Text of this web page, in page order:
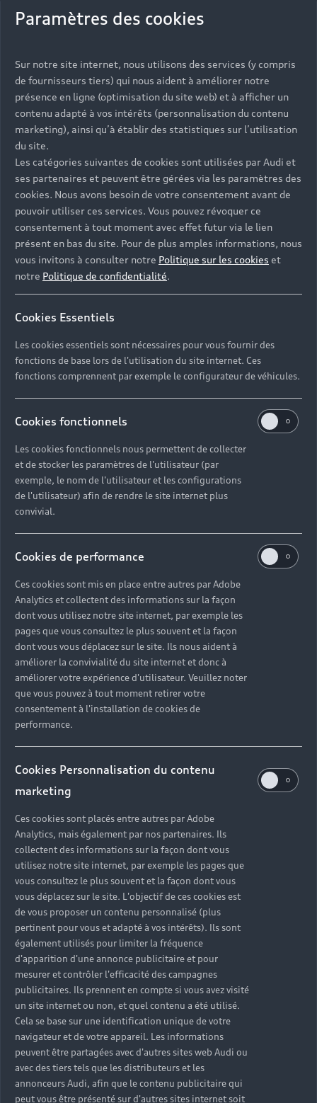
Paramètres des cookies
Sur notre site internet, nous utilisons des services (y compris
de fournisseurs tiers) qui nous aident à améliorer notre
présence en ligne (optimisation du site web) et à afficher un
contenu adapté à vos intérêts (personnalisation du contenu
marketing), ainsi qu’à établir des statistiques sur l’utilisation
du site.
Les catégories suivantes de cookies sont utilisées par Audi et
ses partenaires et peuvent être gérées via les paramètres des
cookies. Nous avons besoin de votre consentement avant de
pouvoir utiliser ces services. Vous pouvez révoquer ce
consentement à tout moment avec effet futur via le lien
présent en bas du site. Pour de plus amples informations, nous
vous invitons à consulter notre Politique sur les cookies et
notre Politique de confidentialité.
Cookies Essentiels
Les cookies essentiels sont nécessaires pour vous fournir des
fonctions de base lors de l'utilisation du site internet. Ces
fonctions comprennent par exemple le configurateur de véhicules.
Cookies fonctionnels
Les cookies fonctionnels nous permettent de collecter
et de stocker les paramètres de l'utilisateur (par
exemple, le nom de l'utilisateur et les configurations
de l'utilisateur) afin de rendre le site internet plus
convivial.
Cookies de performance
Ces cookies sont mis en place entre autres par Adobe
Analytics et collectent des informations sur la façon
dont vous utilisez notre site internet, par exemple les
pages que vous consultez le plus souvent et la façon
dont vous vous déplacez sur le site. Ils nous aident à
améliorer la convivialité du site internet et donc à
améliorer votre expérience d'utilisateur. Veuillez noter
que vous pouvez à tout moment retirer votre
consentement à l'installation de cookies de
performance.
Cookies Personnalisation du contenu
marketing
Ces cookies sont placés entre autres par Adobe
Analytics, mais également par nos partenaires. Ils
collectent des informations sur la façon dont vous
utilisez notre site internet, par exemple les pages que
vous consultez le plus souvent et la façon dont vous
vous déplacez sur le site. L'objectif de ces cookies est
de vous proposer un contenu personnalisé (plus
pertinent pour vous et adapté à vos intérêts). Ils sont
également utilisés pour limiter la fréquence
d'apparition d'une annonce publicitaire et pour
mesurer et contrôler l'efficacité des campagnes
publicitaires. Ils prennent en compte si vous avez visité
un site internet ou non, et quel contenu a été utilisé.
Cela se base sur une identification unique de votre
navigateur et de votre appareil. Les informations
peuvent être partagées avec d'autres sites web Audi ou
avec des tiers tels que les distributeurs et les
annonceurs Audi, afin que le contenu publicitaire qui
peut vous être présenté sur d'autres sites internet soit